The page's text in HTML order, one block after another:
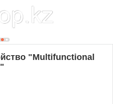
"Multifunctional